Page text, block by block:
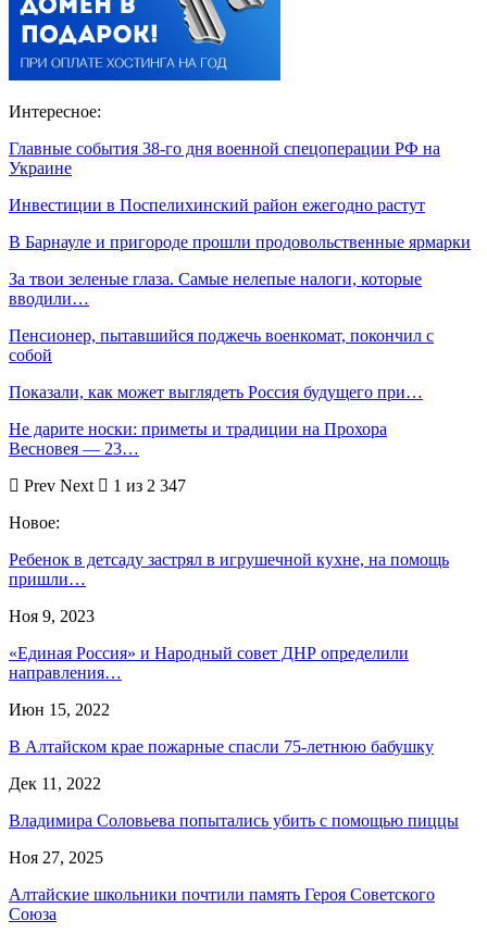
Интересное:
Главные события 38-го дня военной спецоперации РФ на
Украине
Инвестиции в Поспелихинский район ежегодно растут
В Барнауле и пригороде прошли продовольственные ярмарки
За твои зеленые глаза. Самые нелепые налоги, которые
вводили…
Пенсионер, пытавшийся поджечь военкомат, покончил с
собой
Показали, как может выглядеть Россия будущего при…
Не дарите носки: приметы и традиции на Прохора
Весновея — 23…
Prev Next
1 из 2 347
Новое:
Ребенок в детсаду застрял в игрушечной кухне, на помощь
пришли…
Ноя 9, 2023
«Единая Россия» и Народный совет ДНР определили
направления…
Июн 15, 2022
В Алтайском крае пожарные спасли 75-летнюю бабушку
Дек 11, 2022
Владимира Соловьева попытались убить с помощью пиццы
Ноя 27, 2025
Алтайские школьники почтили память Героя Советского
Союза